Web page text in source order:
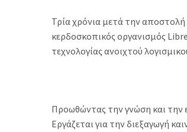
Τρία χρόνια μετά την
κερδοσκοπικός οργανισμός
τεχνολογίας ανοιχτού
Προωθώντας την γνώση και την
Εργάζεται για την διεξαγωγή